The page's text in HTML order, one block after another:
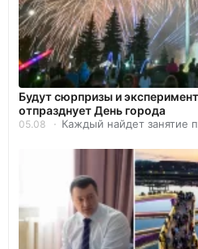
Будут сюрпризы и
отпразднует День города
05.08 Каждый найдет занятие